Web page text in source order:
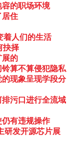
的职场环境
居住
着人们的生活
抉择
展的
算不算侵犯隐私
现象呈现学段分
污口进行全流域
仍有违规操作
研发开源芯片展